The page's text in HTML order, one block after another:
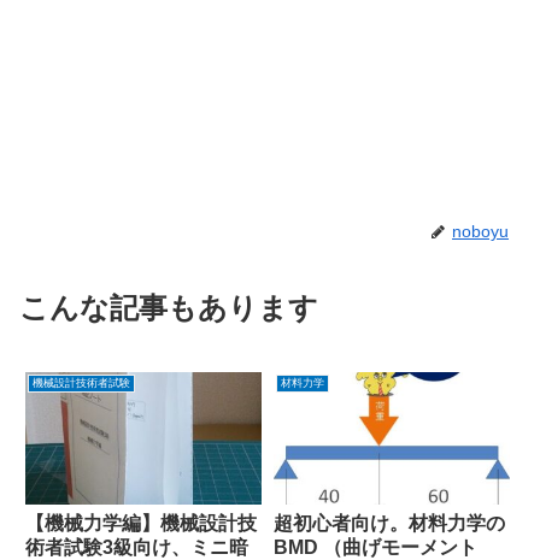
noboyu
こんな記事もあります
機械設計技術者試験
【機械力学編】機械設計技
術者試験3級向け、ミニ暗
材料力学
超初心者向け。材料力学の
BMD （曲げモーメント